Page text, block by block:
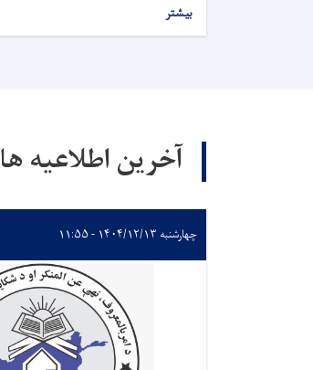
بیشتر
آخرین اطلاعیه ها
چهارشنبه ۱۴۰۴/۱۲/۱۳ - ۱۱:۵۵